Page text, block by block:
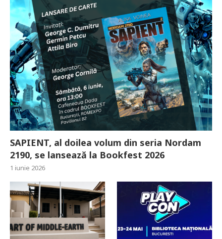
SAPIENT, al doilea volum din seria Nordam
2190, se lansează la Bookfest 2026
1 iunie 2026